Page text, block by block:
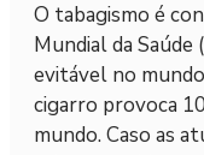
O tabagismo é
Mundial da Saúde
evitável no
cigarro provoca
mundo. Caso as